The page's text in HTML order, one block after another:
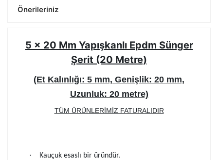
Önerileriniz
5 x 20 Mm Yapışkanlı Epdm Sünger
Şerit (20 Metre)
(Et Kalınlığı: 5 mm, Genişlik: 20 mm,
Uzunluk: 20 metre)
TÜM ÜRÜNLERİMİZ FATURALIDIR
· Kauçuk esaslı bir üründür.